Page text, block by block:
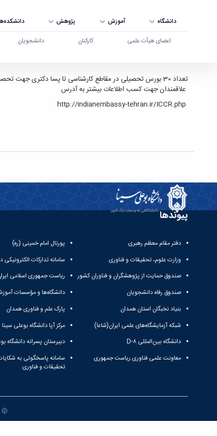
دانشگاه آموزش پژوهش
اعضای هیأت علمی کارکنان دانشجویان
فراخوان بورسیه دانشجویی سفارت هندوستان -
تعداد 30 بورس تحصیلی در مقاطع کارشناسی تا پسا دکتری جهت تحصیل در کشور هندوستان توسط سفارت هندوستان در حال انجام است.
علاقمندان جهت کسب اطلاعات بیشتر به آدرس
پیوندها
دفتر مقام معظم رهبری
وزارت علوم، تحقیقات و فناوری
صندوق حمایت از پژوهشگران و فناوران کشور
صندوق رفاه دانشجویان
بنیاد نخبگان استان همدان
شبکه آزمایشگاه‌های علمی ایران(شاعا)
دانشگاه بین‌المللی D-۸
معاونت علمی فناوری ریاست جمهوری
پورتال امام خمینی (ره)
سامانه تدارکات
ریاست جمهوری اسلامی
دانشگاه‌ها و مؤسسات
پارک علم و فناوری همدان
مرکز آپا دانشگاه بوعلی سینا
دبیرستان پسرانه دانشگاه
سامانه پاسخگوئی به
تحقیقات و فناوری